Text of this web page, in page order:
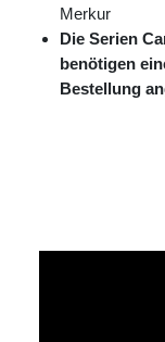
Merkur
Die Serien
benötigen
Bestellung